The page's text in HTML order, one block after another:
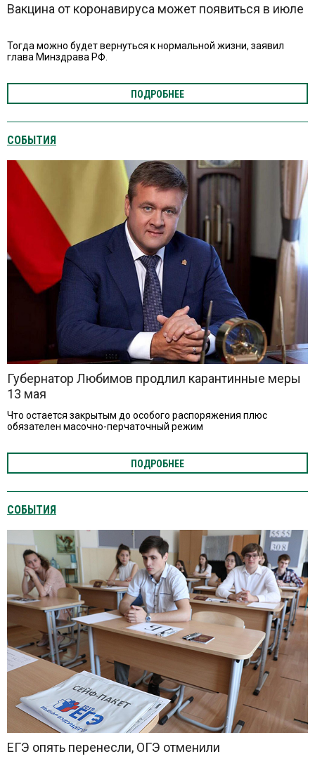
Вакцина от коронавируса может появиться в июле
Тогда можно будет вернуться к нормальной жизни, заявил
глава Минздрава РФ.
ПОДРОБНЕЕ
СОБЫТИЯ
Губернатор Любимов продлил карантинные меры
13 мая
Что остается закрытым до особого распоряжения плюс
обязателен масочно-перчаточный режим
ПОДРОБНЕЕ
СОБЫТИЯ
ЕГЭ опять перенесли, ОГЭ отменили